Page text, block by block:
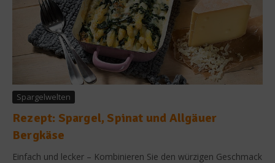
Spargelwelten
Rezept: Spargel, Spinat und Allgäuer
Bergkäse
Einfach und lecker – Kombinieren Sie den würzigen Geschmack